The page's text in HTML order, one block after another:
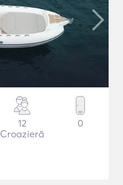
12
Croazieră
0